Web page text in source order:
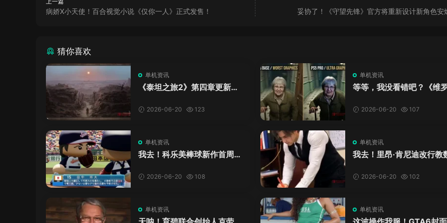
病娇X小天使！百合视觉小说《仅你一人》正式发售！ 妥协了！《守望先锋》官方将重新设计新角色安
猜你喜欢
单机资讯
《泰坦之旅2》第四章更新来
C！2026-06-20 123
单机资讯
等等，我没看错吧？《维
加料？
2026-06-20 107
单机资讯
我去！科乐美棒球新作首周十
口！2026-06-20 108
单机资讯
我去！里昂·肯尼迪改行教
格！2026-06-20 102
单机资讯 单机资讯